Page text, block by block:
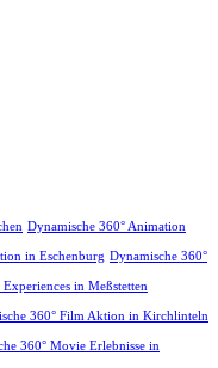
Dynamische 360° Animation
in Eschenburg Dynamische 360°
in Meßstetten
360° Film Aktion in Kirchlinteln
360° Movie Erlebnisse in